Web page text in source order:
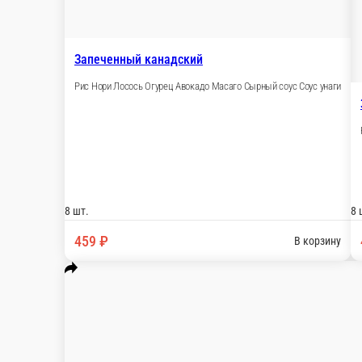
Запеченный сливочный с лососем
Рис Нори Лосось Огурец Сливочный сыр
439 ₽